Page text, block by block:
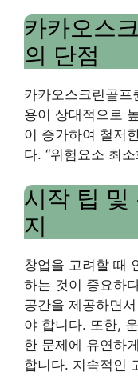
카카오스
의 단점
카카오스크린골프
용이 상대적으로
이 증가하여 철저
다. “위험요소 최
시작 팁 및
지
창업을 고려할 때
하는 것이 중요하
공간을 제공하면
야 합니다. 또한,
한 문제에 유연하
합니다. 지속적인